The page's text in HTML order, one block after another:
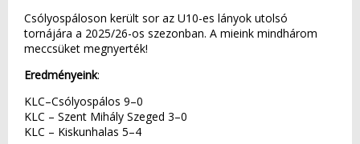
Csólyospáloson került sor az U10-es lányok utolsó
tornájára a 2025/26-os szezonban. A mieink mindhárom
meccsüket megnyerték!
Eredményeink:
KLC–Csólyospálos 9–0
KLC – Szent Mihály Szeged 3–0
KLC – Kiskunhalas 5–4